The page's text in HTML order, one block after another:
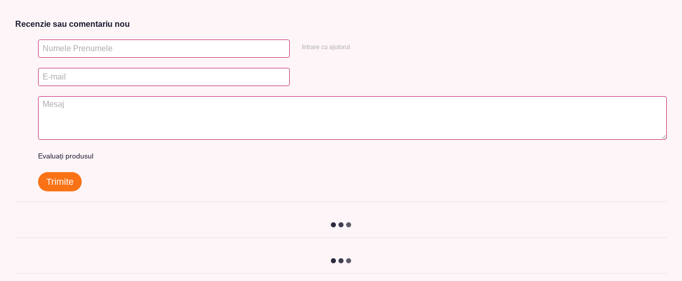
Recenzie sau comentariu nou
Intrare cu ajutorul
Evaluați produsul
Trimite